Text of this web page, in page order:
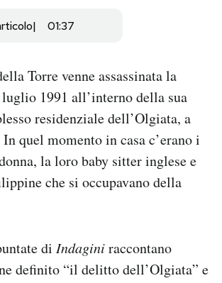
di aiuto?
01:37
Torre venne assassinata la
1991 all’interno della sua
residenziale dell’Olgiata, a
quel momento in casa c’erano i
la loro baby sitter inglese e
che si occupavano della
di Indaginiraccontano
definito “il delitto dell’Olgiata” e